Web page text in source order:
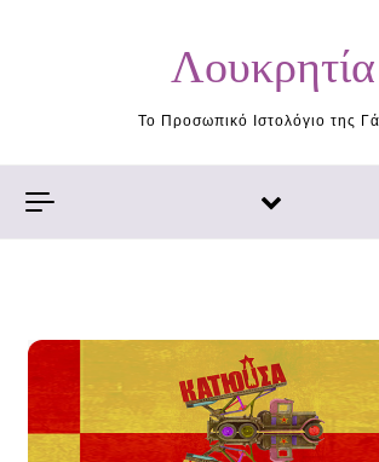
Λουκρητία
Το Προσωπικό Ιστολόγιο της